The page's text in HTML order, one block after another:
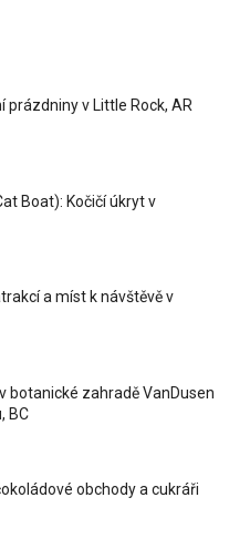
prázdniny v Little Rock, AR
Boat): Kočičí úkryt v
a míst k návštěvě v
botanické zahradě VanDusen
BC
obchody a cukráři